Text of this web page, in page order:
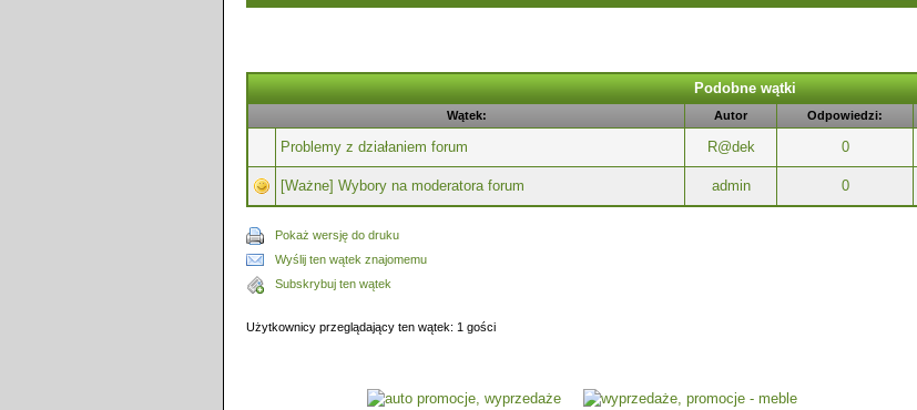
Podobne wątki
Wątek: Autor Odpowiedzi:
Problemy z działaniem forum R@dek 0
[Ważne] Wybory na moderatora forum admin 0
Pokaż wersję do druku
Wyślij ten wątek znajomemu
Subskrybuj ten wątek
Użytkownicy przeglądający ten wątek: 1 gości